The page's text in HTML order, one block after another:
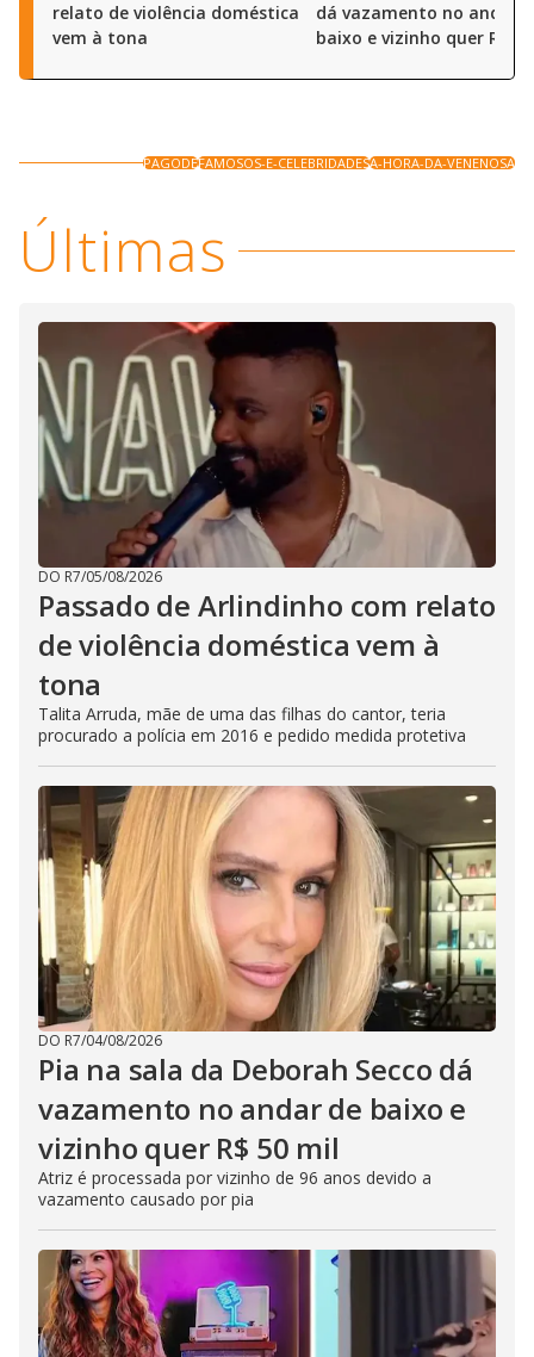
relato de violência doméstica
vem à tona
dá vazamento no andar
baixo e vizinho quer R$
PAGODEFAMOSOS-E-CELEBRIDADESA-HORA-DA-VENENOSA
Últimas
DO R7/05/08/2026
Passado de Arlindinho com relato
de violência doméstica vem à
tona
Talita Arruda, mãe de uma das filhas do cantor, teria
procurado a polícia em 2016 e pedido medida protetiva
DO R7/04/08/2026
Pia na sala da Deborah Secco dá
vazamento no andar de baixo e
vizinho quer R$ 50 mil
Atriz é processada por vizinho de 96 anos devido a
vazamento causado por pia